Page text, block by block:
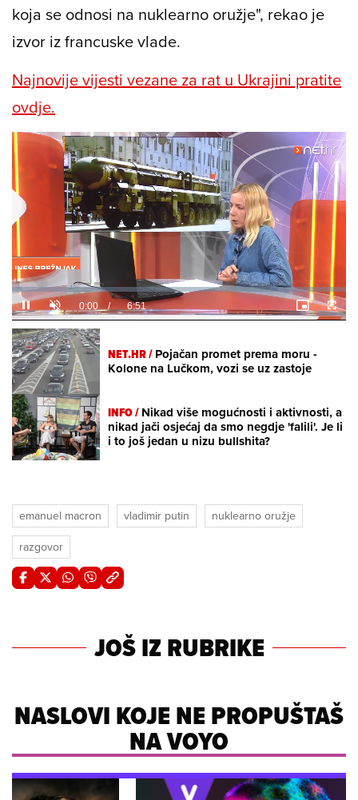
koja se odnosi na nuklearno oružje", rekao je
izvor iz francuske vlade.
Najnovije vijesti vezane za rat u Ukrajini pratite
ovdje.
Unmute /
Loaded:
3.52%
NET.HR /Pojačan promet prema moru -
Kolone na Lučkom, vozi se uz zastoje
INFO /Nikad više mogućnosti i aktivnosti, a
nikad jači osjećaj da smo negdje 'falili'. Je li
i to još jedan u nizu bullshita?
emanuel macron vladimir putin
nuklearno oružje
razgovor
JOŠ IZ RUBRIKE
NASLOVI KOJE NE PROPUŠTAŠ
NA VOYO